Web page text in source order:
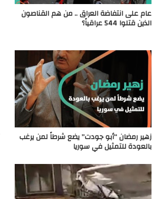
عام على انتفاضة العراق .. من هم القناصون
الذين قتلوا 544 عراقياً؟
زهير رمضان “أبو جودت” يضع شرطاً لمن يرغب
بالعودة للتمثيل في سوريا